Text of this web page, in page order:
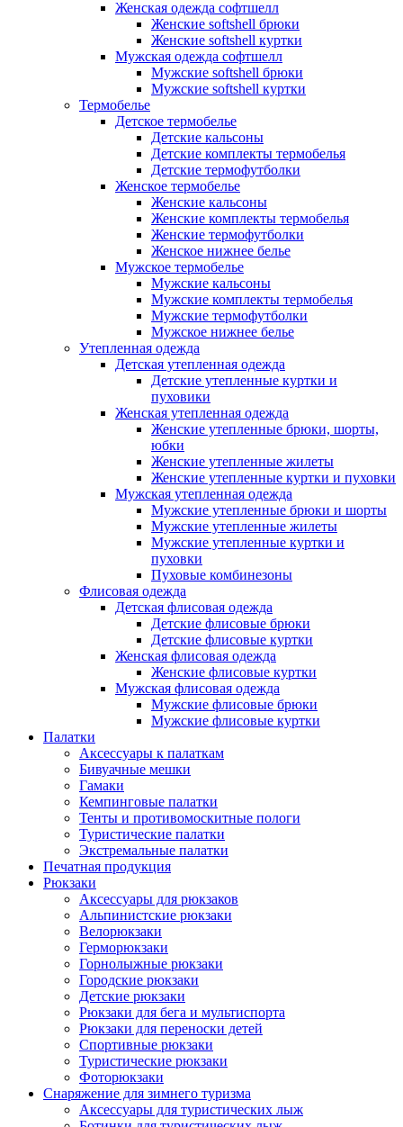
Женская одежда софтшелл
Женские softshell брюки
Женские softshell куртки
Мужская одежда софтшелл
Мужские softshell брюки
Мужские softshell куртки
Термобелье
Детское термобелье
Детские кальсоны
Детские комплекты термобелья
Детские термофутболки
Женское термобелье
Женские кальсоны
Женские комплекты термобелья
Женские термофутболки
Женское нижнее белье
Мужское термобелье
Мужские кальсоны
Мужские комплекты термобелья
Мужские термофутболки
Мужское нижнее белье
Утепленная одежда
Детская утепленная одежда
Детские утепленные куртки и
пуховики
Женская утепленная одежда
Женские утепленные брюки, шорты,
юбки
Женские утепленные жилеты
Женские утепленные куртки и пуховки
Мужская утепленная одежда
Мужские утепленные брюки и шорты
Мужские утепленные жилеты
Мужские утепленные куртки и
пуховки
Пуховые комбинезоны
Флисовая одежда
Детская флисовая одежда
Детские флисовые брюки
Детские флисовые куртки
Женская флисовая одежда
Женские флисовые куртки
Мужская флисовая одежда
Мужские флисовые брюки
Мужские флисовые куртки
Палатки
Аксессуары к палаткам
Бивуачные мешки
Гамаки
Кемпинговые палатки
Тенты и противомоскитные пологи
Туристические палатки
Экстремальные палатки
Печатная продукция
Рюкзаки
Аксессуары для рюкзаков
Альпинистские рюкзаки
Велорюкзаки
Герморюкзаки
Горнолыжные рюкзаки
Городские рюкзаки
Детские рюкзаки
Рюкзаки для бега и мультиспорта
Рюкзаки для переноски детей
Спортивные рюкзаки
Туристические рюкзаки
Фоторюкзаки
Снаряжение для зимнего туризма
Аксессуары для туристических лыж